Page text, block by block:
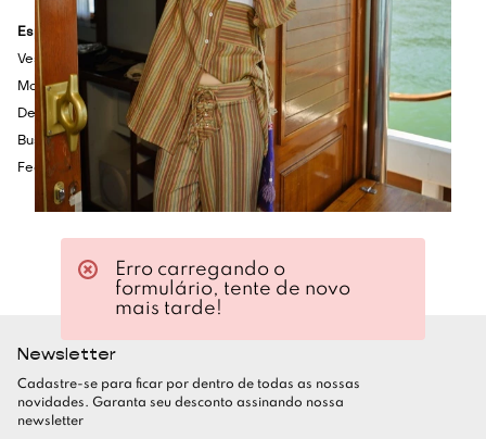
Especificações Técnicas
Vestido longo em tecido encorpado
Modelagem reta
Decote tomara-que-caia
Busto estruturado com barbatanas em motivo arquitetônico
Fechamento posterior em zíper invisível
Newsletter
Cadastre-se para ficar por dentro de todas as nossas
novidades. Garanta seu desconto assinando nossa
newsletter
Erro carregando o
formulário, tente de novo
mais tarde!